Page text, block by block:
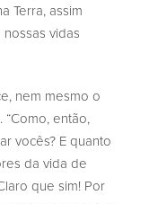
Terra, assim
vidas
nem mesmo o
“Como, então,
vocês? E quanto
da vida de
que sim! Por